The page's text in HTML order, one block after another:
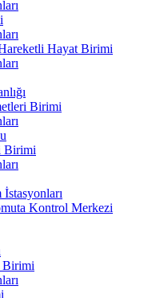
Hayat Birimi
Birimi
Birimi
Kontrol Merkezi
Birimi